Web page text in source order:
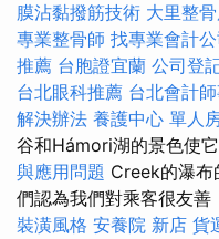
膜沾黏撥筋技術 大里整
專業整骨師 找專業會計
推薦 台胞證宜蘭 公司登
台北眼科推薦 台北會計
解決辦法 養護中心 單人
谷和Hámori湖的景色使
與應用問題 Creek的瀑布
們認為我們對乘客很友善
裝潢風格 安養院 新店 貨